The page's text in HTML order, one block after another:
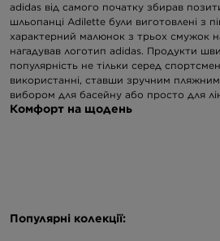
adidas від самого початку збирав
шльопанці Adilette були виготовлені з
характерний малюнок з трьох смужок
нагадував логотип adidas. Продукти
популярність не тільки серед
використанні, ставши зручним
вибором для басейну або просто для
Комфорт на щодень
який добре фіксує стопу — на вибір є
Популярні колекції: